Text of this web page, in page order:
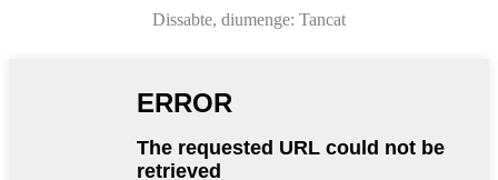
Dissabte, diumenge: Tancat